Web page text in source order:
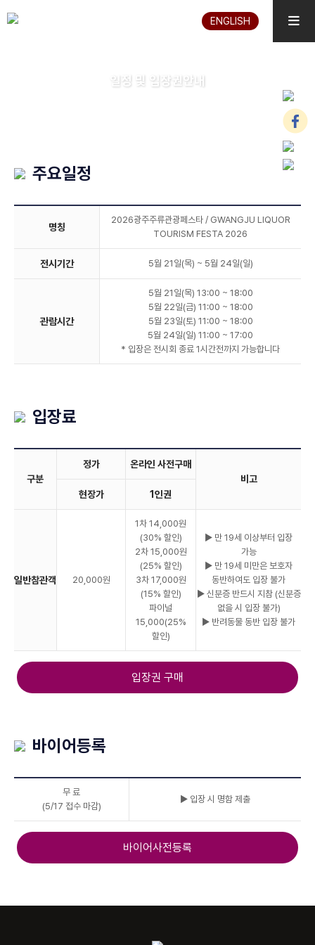
ENGLISH
일정 및 입장권안내
주요일정
명칭
2026광주주류관광페스타 / GWANGJU LIQUOR
TOURISM FESTA 2026
전시기간 5월 21일(목) ~ 5월 24일(일)
관람시간
5월 21일(목) 13:00 ~ 18:00
5월 22일(금) 11:00 ~ 18:00
5월 23일(토) 11:00 ~ 18:00
5월 24일(일) 11:00 ~ 17:00
* 입장은 전시회 종료 1시간전까지 가능합니다
입장료
구분
정가
온라인 사전구매
비고
현장가
1인권
일반참관객 20,000원
1차 14,000원
(30% 할인)
2차 15,000원
(25% 할인)
3차 17,000원
(15% 할인)
파이널
15,000(25%
할인)
▶ 만 19세 이상부터 입장
가능
▶ 만 19세 미만은 보호자
동반하여도 입장 불가
▶ 신분증 반드시 지참 (신분증
없을 시 입장 불가)
▶ 반려동물 동반 입장 불가
입장권 구매
바이어등록
무 료
(5/17 접수 마감)
▶ 입장 시 명함 제출
바이어사전등록